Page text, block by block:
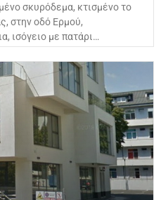
σκυρόδεμα, κτισμένο το
στην οδό Ερμού,
ισόγειο με πατάρι…